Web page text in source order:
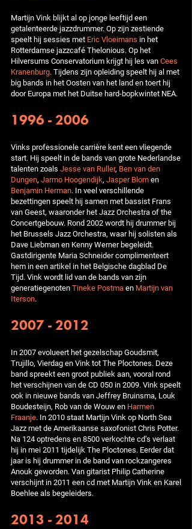
Martijn Vink blijkt al op jonge leeftijd een
getalenteerde jazzdrummer. Op zijn zestiende
speelt hij sessies met Eric Vloeimans in het
Rotterdamse jazzcafé Thelonious. Op het
Hilversums Conservatorium krijgt hij les vanCees
Kranenburg. Tijdens zijn opleiding speelt hij al met
big bands in het Oosten van het land en toert hij
door Europa met het Duitse hard-bopkwintet NEA.
1996 - 2006
Vinks professionele carrière kent een vliegende
start. Hij speelt in de bands van grote Nederlandse
talenten zoals Jesse van Ruller, Ben van den
Dungen, Jarmo Hoogendijk, Jasper Blomen
Benjamin Herman. In veel verschillende
bezettingen speelt hij samen met bassist Frans
van Geest, waaronder het Jazz Orchestra of the
Concertgebouw. Rond 2002 wordt hij drummer bij
het Brussels Jazz Orchestra, waar hij solisten als
Dave Liebman en Kenny Werner begeleidt.
Gastdirigente Maria Schneider complimenteert
hem in een artikel in het Belgische dagblad De
Tijd. Vink wordt lid van de bands van zijn
generatiegenotenTineke Postmaen Martijn van
Iterson.
2007 - 2012
In 2007 evolueert het gezelschap Goudsmit,
Trujillo, Vierdag en Vink tot The Ploctones. Deze
band spreekt een groot publiek aan, vooral rond
het verschijnen van de CD 050 in 2009. Vink speelt
ook in nieuwe bands van Jeffrey Bruinsma, Louk
Boudesteijn, Rob van de Wouw en Harmen
Fraanje. In 2010 staat Martijn Vink op North Sea
Jazz met de Amerikaanse saxofonist Chris Potter.
Na 124 optredens en 8500 verkochte cd’s verlaat
hij in mei 2011 tijdelijk The Ploctones. Eerder dat
jaar is hij drummer in de band van rockzangeres
Anouk geworden. Van gitarist Philip Catherine
verschijnt in 2011 een cd met Martijn Vink en Karel
Boehlee als begeleiders.
2013 - 2014